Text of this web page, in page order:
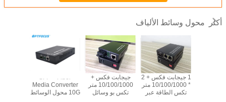
أكثر محول وسائط الألياف
SFP + Fiber
Media Converter
10G محول الوسائط
جيجابت فكس +
10/100/1000 متر
تكس بو وسائل
1 جيجابت فكس + 2
* 10/100/1000 متر
تكس الطاقة عبر